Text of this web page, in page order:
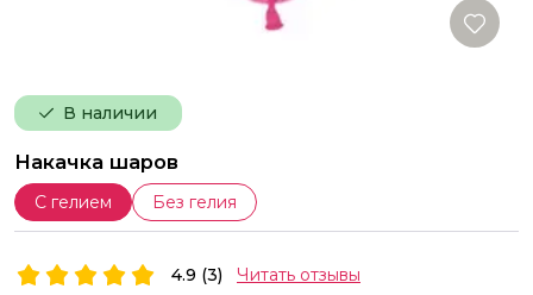
В наличии
Накачка шаров
С гелием Без гелия
4.9 (3) Читать отзывы